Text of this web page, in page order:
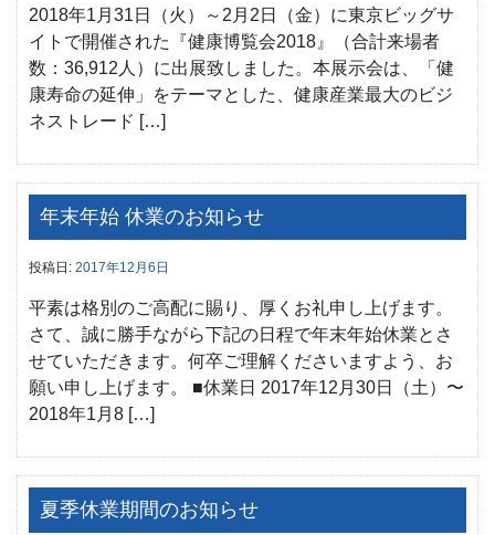
2018年1月31日（火）～2月2日（金）に東京ビッグサ
イトで開催された『健康博覧会2018』（合計来場者
数：36,912人）に出展致しました。本展示会は、「健
康寿命の延伸」をテーマとした、健康産業最大のビジ
ネストレード […]
年末年始 休業のお知らせ
投稿日: 2017年12月6日
平素は格別のご高配に賜り、厚くお礼申し上げます。
さて、誠に勝手ながら下記の日程で年末年始休業とさ
せていただきます。何卒ご理解くださいますよう、お
願い申し上げます。 ■休業日 2017年12月30日（土）〜
2018年1月8 […]
夏季休業期間のお知らせ